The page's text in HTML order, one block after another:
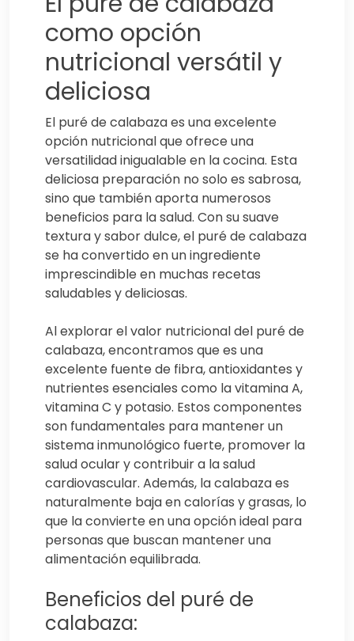
como opción
nutricional versátil y
deliciosa
El puré de calabaza es una excelente
opción nutricional que ofrece una
versatilidad inigualable en la cocina. Esta
deliciosa preparación no solo es sabrosa,
sino que también aporta numerosos
beneficios para la salud. Con su suave
textura y sabor dulce, el puré de calabaza
se ha convertido en un ingrediente
imprescindible en muchas recetas
saludables y deliciosas.
Al explorar el valor nutricional del puré de
calabaza, encontramos que es una
excelente fuente de fibra, antioxidantes y
nutrientes esenciales como la vitamina A,
vitamina C y potasio. Estos componentes
son fundamentales para mantener un
sistema inmunológico fuerte, promover la
salud ocular y contribuir a la salud
cardiovascular. Además, la calabaza es
naturalmente baja en calorías y grasas, lo
que la convierte en una opción ideal para
personas que buscan mantener una
alimentación equilibrada.
Beneficios del puré de
calabaza: